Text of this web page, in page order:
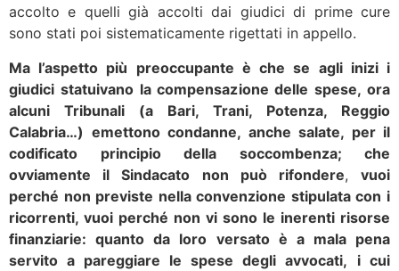
accolto e quelli già accolti dai giudici di prime cure
sono stati poi sistematicamente rigettati in appello.
Ma l’aspetto più preoccupante è che se agli inizi i
giudici statuivano la compensazione delle spese, ora
alcuni Tribunali (a Bari, Trani, Potenza, Reggio
Calabria…) emettono condanne, anche salate, per il
codificato principio della soccombenza; che
ovviamente il Sindacato non può rifondere,vuoi
perché non previste nella convenzione stipulata con i
ricorrenti, vuoi perché non vi sono le inerenti risorse
finanziarie: quanto da loro versato è a mala pena
servito a pareggiare le spese degli avvocati,
i cui